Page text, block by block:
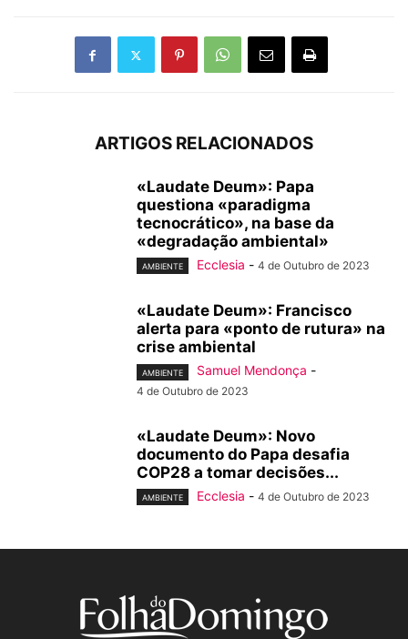
ARTIGOS RELACIONADOS
«Laudate Deum»: Papa
questiona «paradigma
tecnocrático», na base da
«degradação ambiental»
AMBIENTE Ecclesia - 4 de Outubro de 2023
«Laudate Deum»: Francisco
alerta para «ponto de rutura» na
crise ambiental
AMBIENTE Samuel Mendonça -
4 de Outubro de 2023
«Laudate Deum»: Novo
documento do Papa desafia
COP28 a tomar decisões...
AMBIENTE Ecclesia - 4 de Outubro de 2023